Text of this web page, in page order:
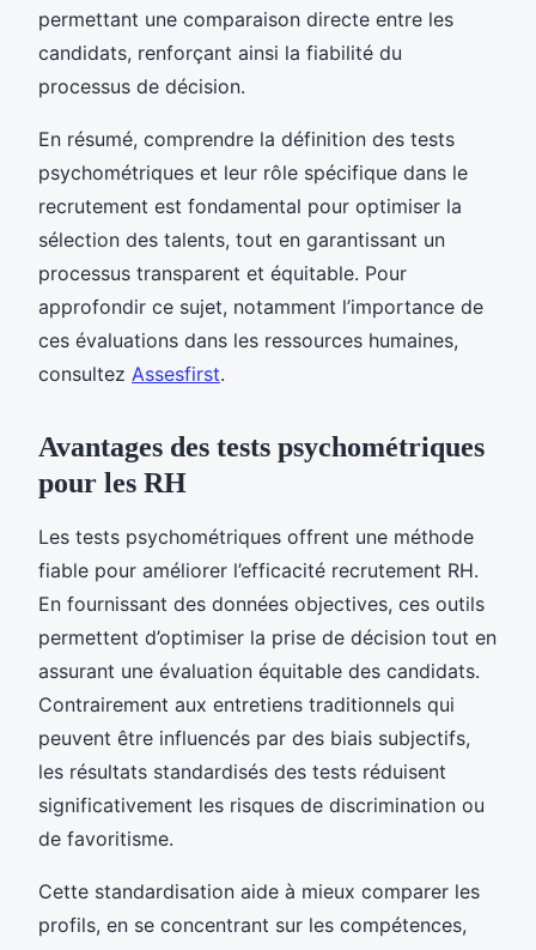
permettant une comparaison directe entre les
candidats, renforçant ainsi la fiabilité du
processus de décision.
En résumé, comprendre la définition des tests
psychométriques et leur rôle spécifique dans le
recrutement est fondamental pour optimiser la
sélection des talents, tout en garantissant un
processus transparent et équitable. Pour
approfondir ce sujet, notamment l’importance de
ces évaluations dans les ressources humaines,
consultez Assesfirst.
Avantages des tests psychométriques
pour les RH
Les tests psychométriques offrent une méthode
fiable pour améliorer l’efficacité recrutement RH.
En fournissant des données objectives, ces outils
permettent d’optimiser la prise de décision tout en
assurant une évaluation équitable des candidats.
Contrairement aux entretiens traditionnels qui
peuvent être influencés par des biais subjectifs,
les résultats standardisés des tests réduisent
significativement les risques de discrimination ou
de favoritisme.
Cette standardisation aide à mieux comparer les
profils, en se concentrant sur les compétences,